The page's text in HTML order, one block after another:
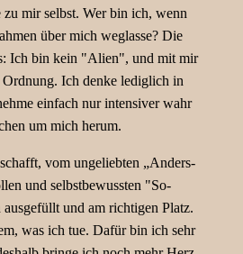
zu mir selbst. Wer bin ich, wenn
über mich weglasse? Die
Ich bin kein "Alien", und mit mir
Ordnung. Ich denke lediglich in
einfach nur intensiver wahr
um mich herum.
vom ungeliebten „Anders-
und selbstbewussten "So-
und am richtigen Platz.
was ich tue. Dafür bin ich sehr